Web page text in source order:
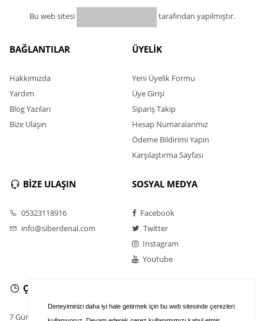
Deneyiminizi daha iyi hale getirmek için bu web sitesinde çerezleri
Bu web sitesi tarafından yapılmıştır.
BAĞLANTILAR
Hakkımızda
Yardım
Blog Yazıları
Bize Ulaşın
ÜYELİK
Yeni Üyelik Formu
Üye Girişi
Sipariş Takip
Hesap Numaralarımız
Ödeme Bildirimi Yapın
Karşılaştırma Sayfası
BİZE ULAŞIN
05323118916
info@siberdenal.com
SOSYAL MEDYA
Facebook
Twitter
Instagram
Youtube
ÇALIŞMA SAATLERİ
7 Gün / 24 Saat